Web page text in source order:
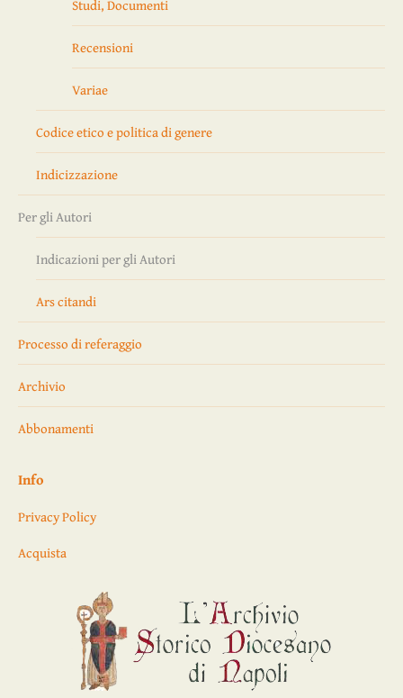
Studi, Documenti
Recensioni
Variae
Codice etico e politica di genere
Indicizzazione
Per gli Autori
Indicazioni per gli Autori
Ars citandi
Processo di referaggio
Archivio
Abbonamenti
Info
Privacy Policy
Acquista